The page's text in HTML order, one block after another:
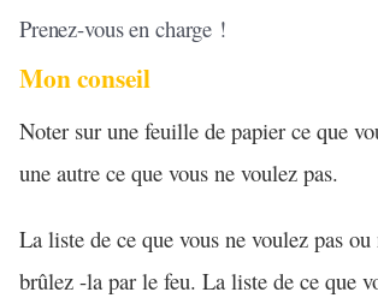
Prenez-vous en charge !
Mon conseil
Noter sur une feuille de papier ce que
une autre ce que vous ne voulez pas.
La liste de ce que vous ne voulez pas
brûlez -la par le feu. La liste de ce que